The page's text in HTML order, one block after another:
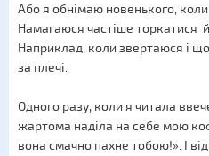
Або я обнімаю новенького,
Намагаюся частіше торкатися
Наприклад, коли звертаюся і
за плечі.
Одного разу, коли я читала
жартома наділа на себе мою
вона смачно пахне тобою!». І